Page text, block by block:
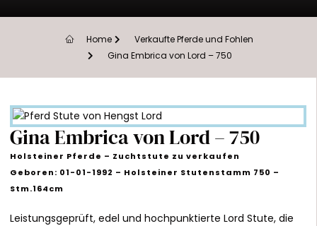
Home
Verkaufte Pferde und Fohlen
Gina Embrica von Lord – 750
Gina Embrica von Lord – 750
Holsteiner Pferde – Zuchtstute zu verkaufen
Geboren: 01-01-1992 – Holsteiner Stutenstamm 750 –
Stm.164cm
Leistungsgeprüft, edel und hochpunktierte Lord Stute, die